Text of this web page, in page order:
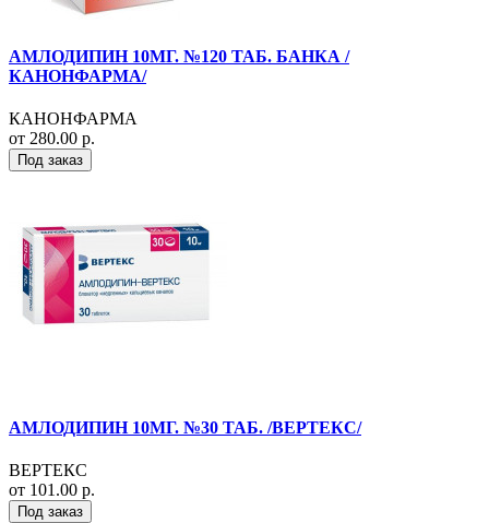
АМЛОДИПИН 10МГ. №120 ТАБ. БАНКА /
КАНОНФАРМА/
КАНОНФАРМА
от 280.00 р.
Под заказ
АМЛОДИПИН 10МГ. №30 ТАБ. /ВЕРТЕКС/
ВЕРТЕКС
от 101.00 р.
Под заказ